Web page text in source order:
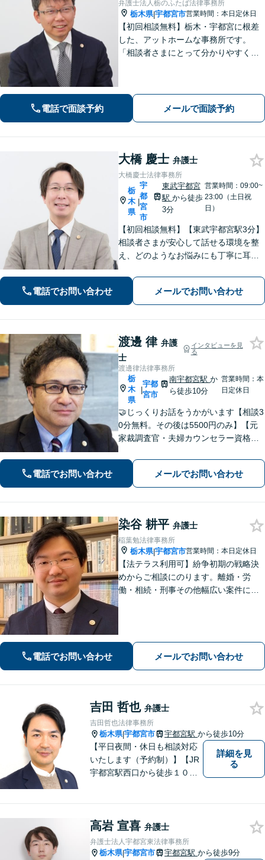
弁護士法人栃のふたば法律事務所
栃木県|宇都宮市営業時間：本日定休日
【初回相談無料】栃木・宇都宮に根差
した、アットホームな事務所です。
「相談者さまにとって分かりやすく説
気軽にご相談ください【無料駐車場あ
り】
電話で面談予約 メールで面談予約
大橋 慶士 弁護士
大橋慶士法律事務所
栃
木
県
|
宇
都
宮
市
東武宇都宮
駅 から徒歩
3分
営業時間：09:00~
23:00（土日祝
日）
【初回相談無料】【東武宇都宮駅3分】
相談者さまが安心して話せる環境を整
え、どのようなお悩みにも丁寧に耳を
費、婚姻費用、複雑な案件にも対応」
「相続：遺産分割協議、遺留分侵害請
求、相続放棄などあらゆる問題に対
応」
電話でお問い合わせ メールでお問い合わせ
渡邊 律 弁護
士
インタビューを見
る
渡邊律法律事務所
栃
木
県
|
宇都
宮市
南宇都宮駅か
ら徒歩10分
営業時間：本
日定休日
🤝じっくりお話をうかがいます【相談3
0分無料。その後は5500円のみ】【元
家裁調査官・夫婦カウンセラー資格あ
かがいます。一人ではどうにもできな
い、不安やお悩みは、是非、私にゆっ
くりお話しください
電話でお問い合わせ メールでお問い合わせ
染谷 耕平 弁護士
稲葉勉法律事務所
栃木県|宇都宮市営業時間：本日定休日
【法テラス利用可】紛争初期の戦略決
めからご相談にのります。離婚・労
働・相続・刑事その他幅広い案件につ
電話でお問い合わせ メールでお問い合わせ
吉田 哲也 弁護士
吉田哲也法律事務所
栃木県|宇都宮市 宇都宮駅 から徒歩10分
【平日夜間・休日も相談対応
いたします（予約制）】【JR
宇都宮駅西口から徒歩１０
に対応いたします。ぜひ一度
ご相談ください。
詳細を見
る
高岩 宣喜 弁護士
弁護士法人宇都宮東法律事務所
栃木県|宇都宮市 宇都宮駅 から徒歩9分